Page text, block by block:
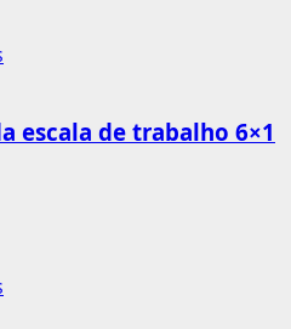
escala de trabalho 6×1